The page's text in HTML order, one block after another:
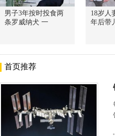
男子3年按时投食两
条罗威纳犬 一
18岁人
年后带
首页推荐